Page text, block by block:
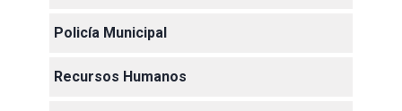
Policía Municipal
Recursos Humanos